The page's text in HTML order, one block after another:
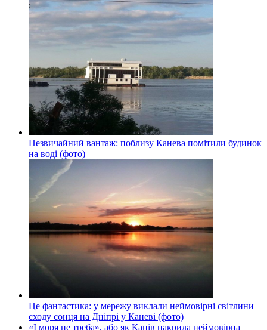
Незвичайний вантаж: поблизу Канева помітили будинок
на воді (фото)
Це фантастика: у мережу виклали неймовірні світлини
сходу сонця на Дніпрі у Каневі (фото)
«І моря не треба», або як Канів накрила неймовірна